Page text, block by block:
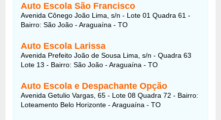
Auto Escola São Francisco
Avenida Cônego João Lima, s/n - Lote 01 Quadra 61 -
Bairro: São João - Araguaína - TO
Auto Escola Larissa
Avenida Prefeito João de Sousa Lima, s/n - Quadra 63
Lote 13 - Bairro: São João - Araguaína - TO
Auto Escola e Despachante Opção
Avenida Getulio Vargas, 65 - Lote 08 Quadra 72 - Bairro:
Loteamento Belo Horizonte - Araguaína - TO